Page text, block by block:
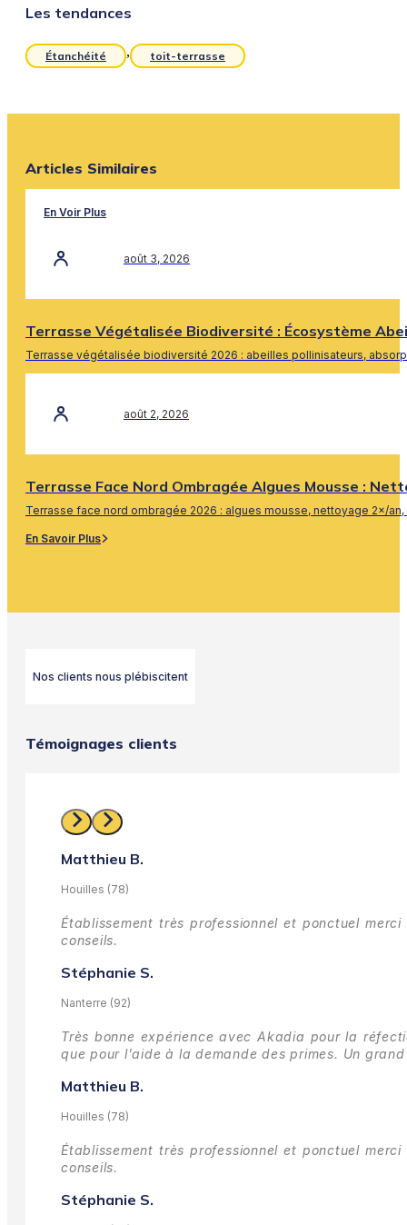
Les tendances
Étanchéité , toit-terrasse
Articles Similaires
En Voir Plus
août 3, 2026
Terrasse Végétalisée Biodiversité : Écosystème
Terrasse végétalisée biodiversité 2026 : abeilles pollinisateurs,
août 2, 2026
Terrasse Face Nord Ombragée Algues Mousse :
Terrasse face nord ombragée 2026 : algues mousse, nettoyage 2×/
En Savoir Plus
Nos clients nous plébiscitent
Témoignages clients
Matthieu B.
Houilles (78)
Établissement très professionnel et ponctuel
conseils.
Stéphanie S.
Nanterre (92)
Très bonne expérience avec Akadia pour la
que pour l'aide à la demande des primes. Un
Matthieu B.
Houilles (78)
Établissement très professionnel et ponctuel
conseils.
Stéphanie S.